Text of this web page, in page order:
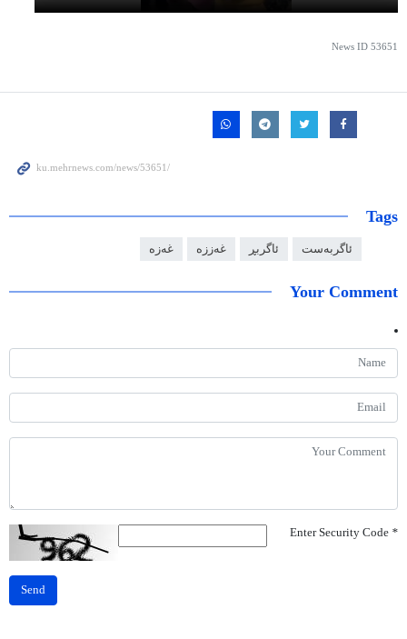
News ID 53651
Tags
ئاگربەست ئاگربڕ غەززە غەزە
Your Comment
*
Send